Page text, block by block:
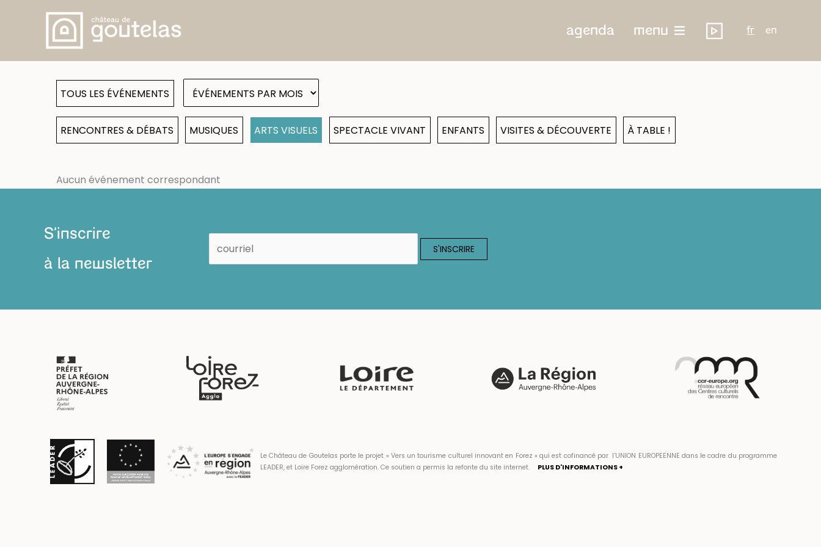
agenda menu fr en
TOUS LES ÉVÉNEMENTS
RENCONTRES & DÉBATS MUSIQUES ARTS VISUELS SPECTACLE VIVANT ENFANTS VISITES & DÉCOUVERTE À TABLE !
Aucun événement correspondant
S'inscrire
à la newsletter
Le Château de Goutelas porte le projet « Vers un tourisme culturel innovant en Forez » qui est cofinancé par l’UNION EUROPEENNE dans le cadre du programme
LEADER, et Loire Forez agglomération. Ce soutien a permis la refonte du site internet.
PLUS D'INFORMATIONS +